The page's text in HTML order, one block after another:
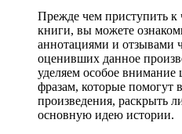
Прежде чем приступить
книги, вы можете
аннотациями и отзывами
оценивших данное
уделяем особое
фразам, которые помогут
произведения, раскрыть
основную идею истории.